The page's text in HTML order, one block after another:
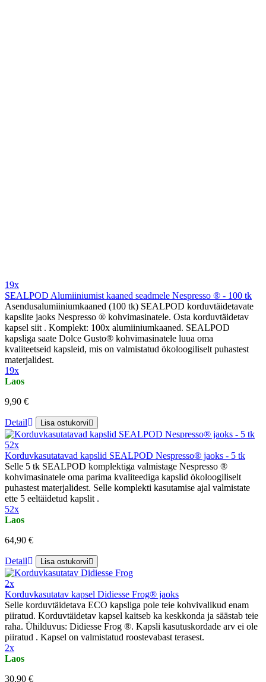
19x
SEALPOD Alumiiniumist kaaned seadmele Nespresso ® - 100 tk
Asendusalumiiniumkaaned (100 tk) SEALPOD korduvtäidetavate
kapslite jaoks Nespresso ® kohvimasinatele. Osta korduvtäidetav
kapsel siit . Komplekt: 100x alumiiniumkaaned. SEALPOD
kapsliga saate Dolce Gusto® kohvimasinatele luua oma
kvaliteetseid kapsleid, mis on valmistatud ökoloogiliselt puhastest
materjalidest.
19x
Laos
9,90 €
Detail Lisa ostukorvi
52x
Korduvkasutatavad kapslid SEALPOD Nespresso® jaoks - 5 tk
Selle 5 tk SEALPOD komplektiga valmistage Nespresso ®
kohvimasinatele oma parima kvaliteediga kapslid ökoloogiliselt
puhastest materjalidest. Selle komplekti kasutamise ajal valmistate
ette 5 eeltäidetud kapslit .
52x
Laos
64,90 €
Detail Lisa ostukorvi
2x
Korduvkasutatav kapsel Didiesse Frog® jaoks
Selle korduvtäidetava ECO kapsliga pole teie kohvivalikud enam
piiratud. Korduvtäidetav kapsel kaitseb ka keskkonda ja säästab teie
raha. Ühilduvus: Didiesse Frog ®. Kapsli kasutuskordade arv ei ole
piiratud . Kapsel on valmistatud roostevabast terasest.
2x
Laos
30,90 €